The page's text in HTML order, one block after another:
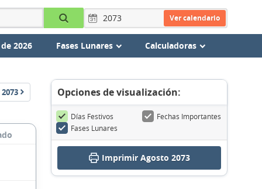
Ver calendario
2026 Fases Lunares Calculadoras
2073 Opciones de visualización:
Días Festivos
Fechas Importantes
Fases Lunares
Imprimir Agosto 2073